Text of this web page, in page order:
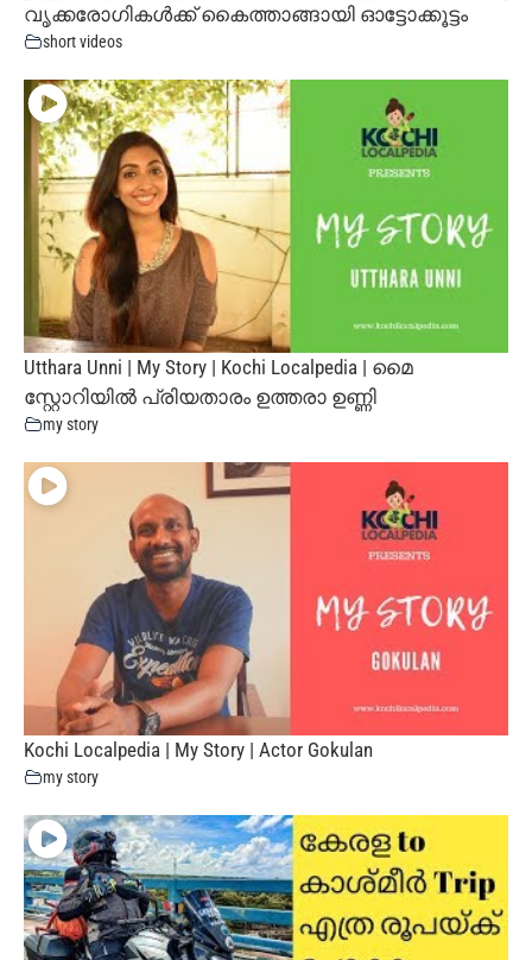
വൃക്കരോഗികൾക്ക് കൈത്താങ്ങായി ഓട്ടോക്കൂട്ടം
short videos
Utthara Unni | My Story | Kochi Localpedia | മൈ
സ്റ്റോറിയില്‍ പ്രിയതാരം ഉത്തരാ ഉണ്ണി
my story
Kochi Localpedia | My Story | Actor Gokulan
my story